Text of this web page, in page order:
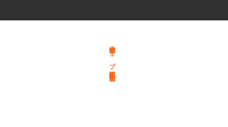
総合文学ウェブ情報誌 文学金魚